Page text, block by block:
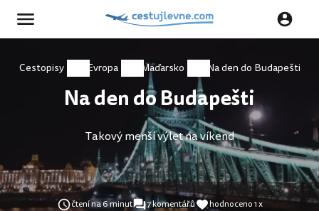
Cestopisy Evropa Maďarsko Na den do Budapešti
Na den do Budapešti
Takový menší výlet na víkend
čtení na 6 minut 7 komentářů hodnoceno 1 x